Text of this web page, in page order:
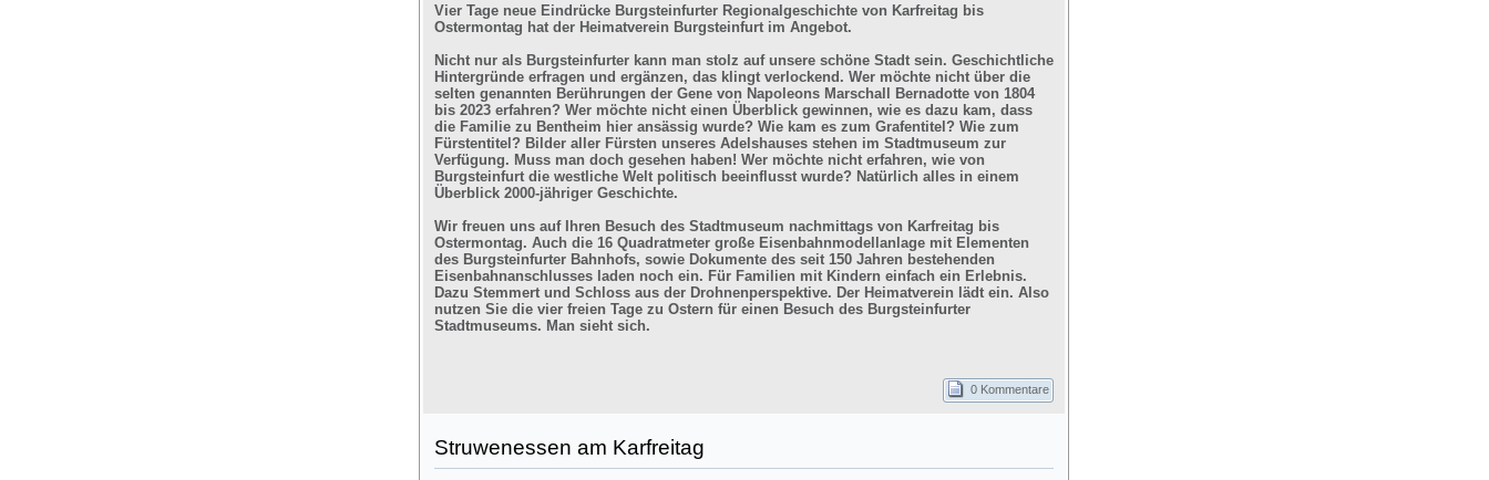
Vier Tage neue Eindrücke Burgsteinfurter Regionalgeschichte von Karfreitag bis
Ostermontag hat der Heimatverein Burgsteinfurt im Angebot.
Nicht nur als Burgsteinfurter kann man stolz auf unsere schöne Stadt sein. Geschichtliche
Hintergründe erfragen und ergänzen, das klingt verlockend. Wer möchte nicht über die
selten genannten Berührungen der Gene von Napoleons Marschall Bernadotte von 1804
bis 2023 erfahren? Wer möchte nicht einen Überblick gewinnen, wie es dazu kam, dass
die Familie zu Bentheim hier ansässig wurde? Wie kam es zum Grafentitel? Wie zum
Fürstentitel? Bilder aller Fürsten unseres Adelshauses stehen im Stadtmuseum zur
Verfügung. Muss man doch gesehen haben! Wer möchte nicht erfahren, wie von
Burgsteinfurt die westliche Welt politisch beeinflusst wurde? Natürlich alles in einem
Überblick 2000-jähriger Geschichte.
Wir freuen uns auf Ihren Besuch des Stadtmuseum nachmittags von Karfreitag bis
Ostermontag. Auch die 16 Quadratmeter große Eisenbahnmodellanlage mit Elementen
des Burgsteinfurter Bahnhofs, sowie Dokumente des seit 150 Jahren bestehenden
Eisenbahnanschlusses laden noch ein. Für Familien mit Kindern einfach ein Erlebnis.
Dazu Stemmert und Schloss aus der Drohnenperspektive. Der Heimatverein lädt ein. Also
nutzen Sie die vier freien Tage zu Ostern für einen Besuch des Burgsteinfurter
Stadtmuseums. Man sieht sich.
0 Kommentare
Struwenessen am Karfreitag